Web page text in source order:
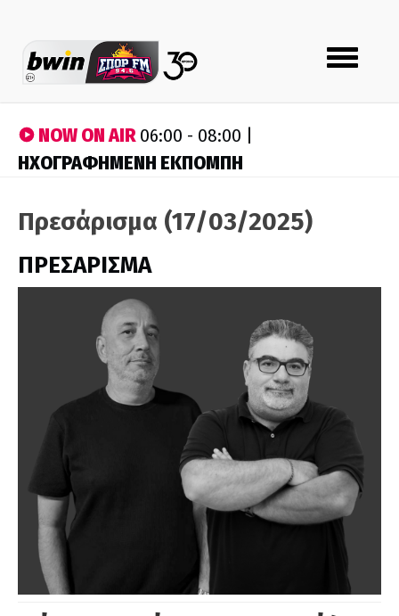
Toggle
navigation
NOW ON AIR06:00 - 08:00 |
ΗΧΟΓΡΑΦΗΜΕΝΗ ΕΚΠΟΜΠΗ
Πρεσάρισμα (17/03/2025)
ΠΡΕΣΑΡΙΣΜΑ